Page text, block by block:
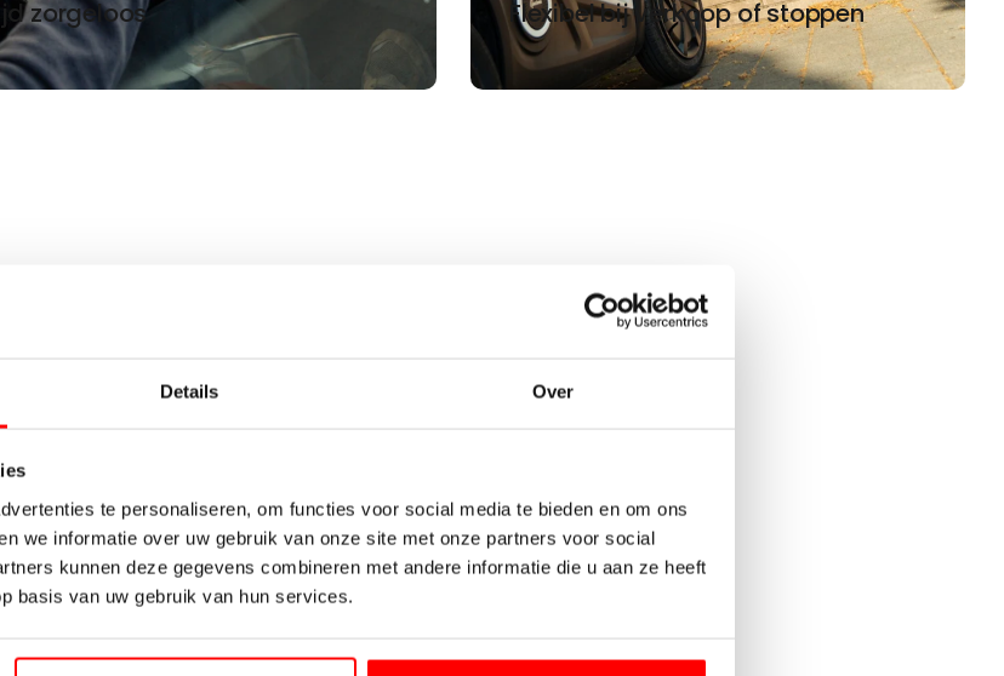
Details Over
te personaliseren, om functies voor social media te bieden en om ons
we informatie over uw gebruik van onze site met onze partners voor social
kunnen deze gegevens combineren met andere informatie die u aan ze heeft
basis van uw gebruik van hun services.
zorgeloos Flexibel bij verkoop of stoppen